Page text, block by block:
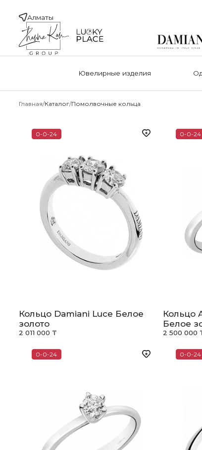
Алматы
Ювелирные изделия
Главная Каталог Помолвочные кольца
0-0-24
Кольцо Damiani Luce Белое
золото
2 011 000 ₸
0-0-24
Кольцо
Белое
2 500 000
0-0-24 0-0-24